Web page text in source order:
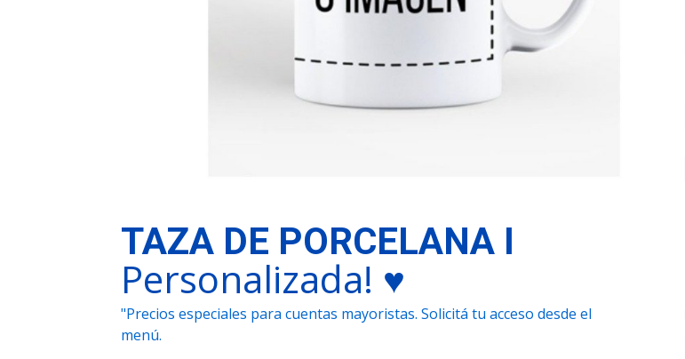
TAZA DE PORCELANA I
Personalizada! ♥
"Precios especiales para cuentas mayoristas. Solicitá tu acceso desde el
menú.